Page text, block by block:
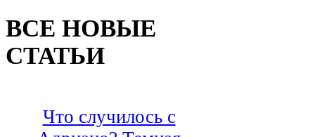
ВСЕ НОВЫЕ
СТАТЬИ
Что случилось с